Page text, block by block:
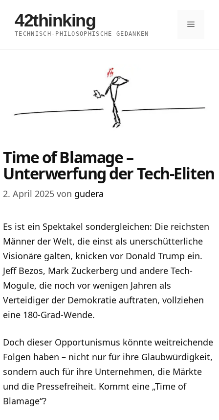
Inhalt
springen
42thinking
TECHNISCH-PHILOSOPHISCHE GEDANKEN
Menü
Time of Blamage –
Unterwerfung der Tech-Eliten
2. April 2025 von gudera
Es ist ein Spektakel sondergleichen: Die reichsten
Männer der Welt, die einst als unerschütterliche
Visionäre galten, knicken vor Donald Trump ein.
Jeff Bezos, Mark Zuckerberg und andere Tech-
Mogule, die noch vor wenigen Jahren als
Verteidiger der Demokratie auftraten, vollziehen
eine 180-Grad-Wende.
Doch dieser Opportunismus könnte weitreichende
Folgen haben – nicht nur für ihre Glaubwürdigkeit,
sondern auch für ihre Unternehmen, die Märkte
und die Pressefreiheit. Kommt eine „Time of
Blamage“?